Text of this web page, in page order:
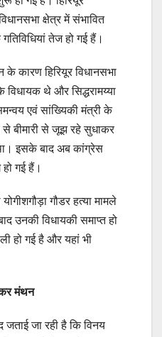
क्षेत्र में संभावित
तेज हो गई हैं।
कारण हिरियूर विधानसभा
थे और सिद्धरामय्या
एवं सांख्यिकी मंत्री के
बीमारी से जूझ रहे सुधाकर
इसके बाद अब कांग्रेस
गई हैं।
गौडर हत्या मामले
उनकी विधायकी समाप्त हो
हो गई है और यहां भी
मंथन
जा रही है कि विनय